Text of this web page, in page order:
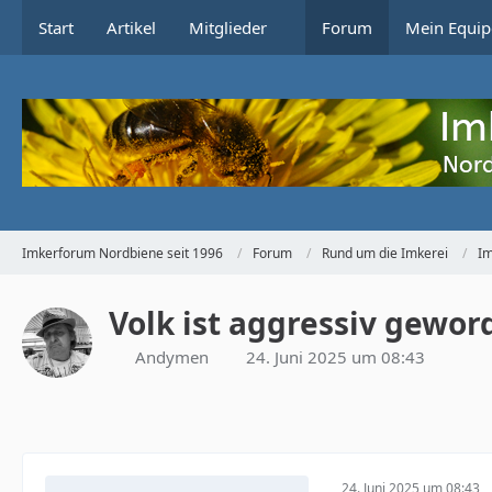
Start Artikel Mitglieder Forum Mein
Imkerforum Nordbiene seit 1996 Forum Rund um die Imkerei
Volk ist aggressiv
Andymen 24. Juni 2025 um 08:43
24. Juni 2025 um 08:43